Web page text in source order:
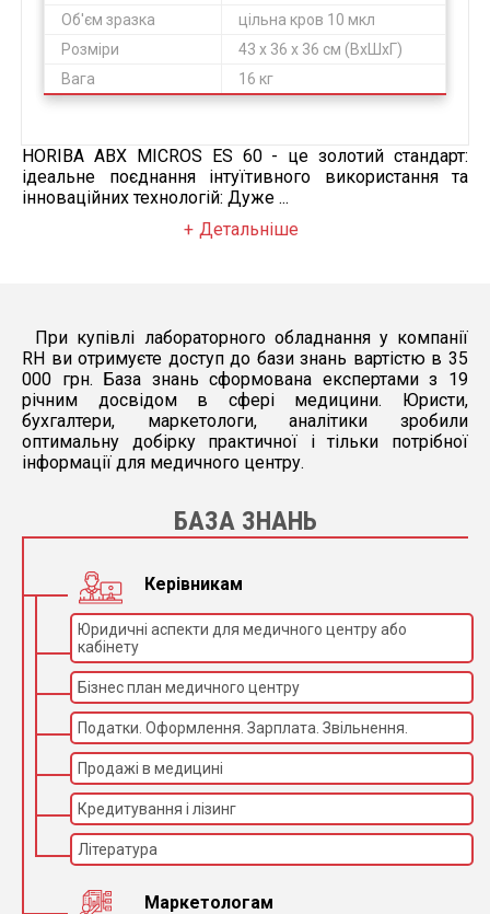
Об'єм зразка
цільна кров 10 мкл
Розміри
43 x 36 x 36 см (ВxШxГ)
Вага
16 кг
HORIBA ABX MICROS ES 60 - це золотий стандарт:
ідеальне поєднання інтуїтивного використання та
інноваційних технологій: Дуже ...
Детальніше
При купівлі лабораторного обладнання у компанії
RH ви отримуєте доступ до бази знань вартістю в 35
000 грн. База знань сформована експертами з 19
річним досвідом в сфері медицини. Юристи,
бухгалтери, маркетологи, аналітики зробили
оптимальну добірку практичної і тільки потрібної
інформації для медичного центру.
БАЗА ЗНАНЬ
Керівникам
Юридичні аспекти для медичного центру або
кабінету
Бізнес план медичного центру
Податки. Оформлення. Зарплата. Звільнення.
Продажі в медицині
Кредитування і лізинг
Література
Маркетологам